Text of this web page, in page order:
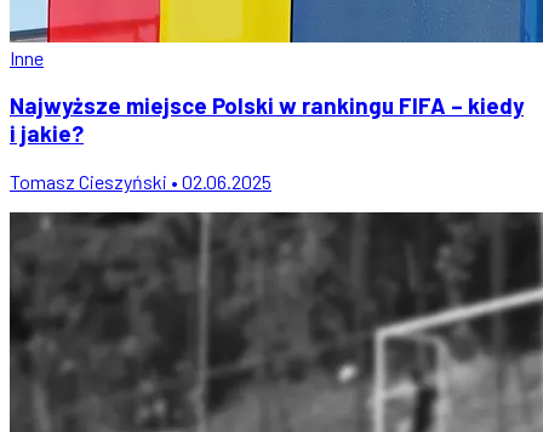
Inne
Najwyższe miejsce Polski w rankingu FIFA – kiedy
i jakie?
Tomasz Cieszyński • 02.06.2025